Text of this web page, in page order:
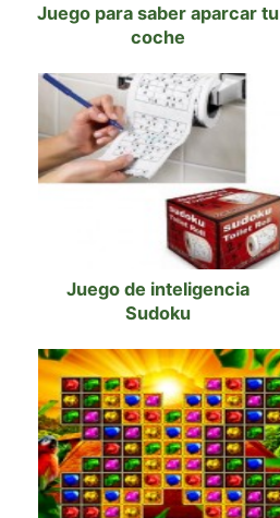
Juego para saber aparcar tu
coche
Juego de inteligencia
Sudoku